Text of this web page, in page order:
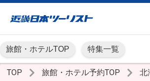
旅館・ホテルTOP 特集一覧
TOP 旅館・ホテル予約TOP 北